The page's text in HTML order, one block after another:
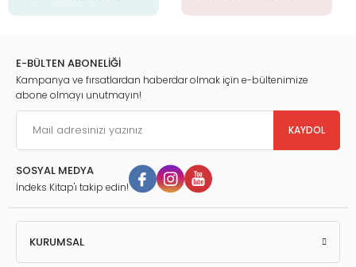
E-BÜLTEN ABONELİĞİ
Kampanya ve fırsatlardan haberdar olmak için e-bültenimize
abone olmayı unutmayın!
KAYDOL
SOSYAL MEDYA
İndeks Kitap'ı takip edin!
KURUMSAL